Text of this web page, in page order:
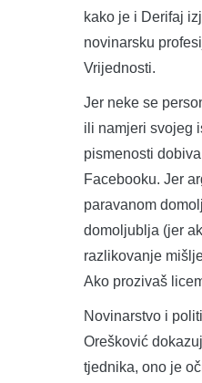
kako je i Derifaj
novinarsku
Vrijednosti.
Jer neke se
ili namjeri svojeg
pismenosti
Facebooku. Jer
paravanom
domoljublja (jer
razlikovanje
Ako prozivaš
Novinarstvo i
Orešković
tjednika, ono je